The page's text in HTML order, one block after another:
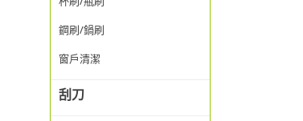
鋼刷/鍋刷
窗戶清潔
刮刀